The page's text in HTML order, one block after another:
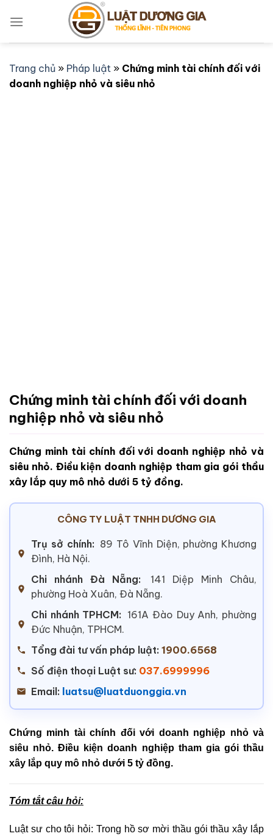
qua
Trang chủ » Pháp luật » Chứng minh tài chính đối với
doanh nghiệp nhỏ và siêu nhỏ
Chứng minh tài chính đối với doanh
nghiệp nhỏ và siêu nhỏ
Chứng minh tài chính đối với doanh nghiệp nhỏ và
siêu nhỏ. Điều kiện doanh nghiệp tham gia gói thầu
xây lắp quy mô nhỏ dưới 5 tỷ đồng.
CÔNG TY LUẬT TNHH DƯƠNG GIA
Trụ sở chính: 89 Tô Vĩnh Diện, phường Khương
Đình, Hà Nội.
Chi nhánh Đà Nẵng:
141 Diệp Minh Châu,
phường Hoà Xuân, Đà Nẵng.
Chi nhánh TPHCM: 161A Đào Duy Anh, phường
Đức Nhuận, TPHCM.
Tổng đài tư vấn pháp luật: 1900.6568
Số điện thoại Luật sư: 037.6999996
Email: luatsu@luatduonggia.vn
Chứng minh tài chính đối với doanh nghiệp nhỏ và
siêu nhỏ. Điều kiện doanh nghiệp tham gia gói thầu
xây lắp quy mô nhỏ dưới 5 tỷ đồng.
Tóm tắt câu hỏi:
Luật sư cho tôi hỏi: Trong hồ sơ mời thầu gói thầu xây lắp